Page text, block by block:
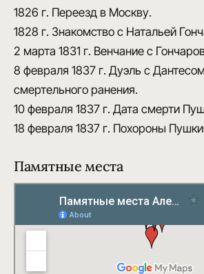
1826 г. Переезд в Москву.
1828 г. Знакомство с Натальей
2 марта 1831 г. Венчание с
8 февраля 1837 г. Дуэль с
смертельного ранения.
10 февраля 1837 г. Дата смерти
18 февраля 1837 г. Похороны
Памятные места